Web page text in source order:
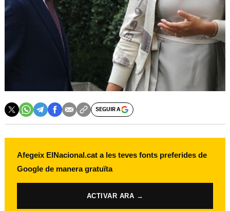
SEGUIR A
Afegeix ElNacional.cat a les teves fonts preferides de
Google de manera gratuïta
ACTIVAR ARA →